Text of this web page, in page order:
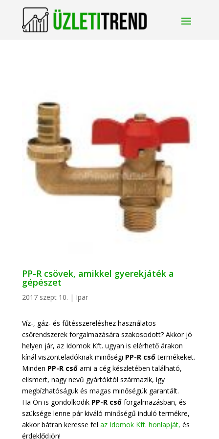
PP-R csövek, amikkel gyerekjáték a
gépészet
2017 szept 10. | Ipar
Víz-, gáz- és fűtésszereléshez használatos
csőrendszerek forgalmazására szakosodott? Akkor jó
helyen jár, az Idomok Kft. ugyan is elérhető árakon
kínál viszonteladóknak minőségi PP-R csőtermékeket.
Minden PP-R csőami a cég készletében található,
elismert, nagy nevű gyártóktól származik, így
megbízhatóságuk és magas minőségük garantált.
Ha Ön is gondolkodik PP-R csőforgalmazásban, és
szüksége lenne pár kiváló minőségű induló termékre,
akkor bátran keresse fel az Idomok Kft. honlapját, és
érdeklődjön!